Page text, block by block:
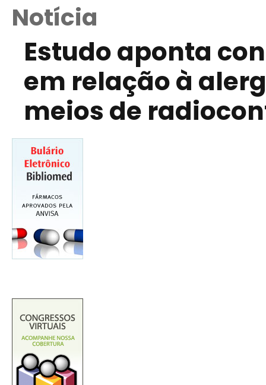
Notícia
Estudo aponta
em relação à
meios de